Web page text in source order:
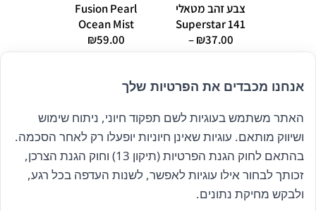
צבע זהב מטאלי
141 Superstar
₪37.00
–
₪69.00 טווח
Fusion Pearl
Ocean Mist
₪59.00
הרשם לניוזלטר שלנו
קראתי ואני מאשר/ת את
אנחנו מכבדים את הפרטיות שלך
האתר משתמש בעוגיות לשם תפקוד חיוני, ניתוח שימוש
ושיווק מותאם. עוגיות שאינן חיוניות יופעלו רק לאחר הסכמה.
בהתאם לחוק הגנת הפרטיות (תיקון 13) וחוק הגנת הצרכן,
זכותך לבחור אילו עוגיות לאפשר, לשנות העדפה בכל רגע,
ולבקש מחיקת נתונים.